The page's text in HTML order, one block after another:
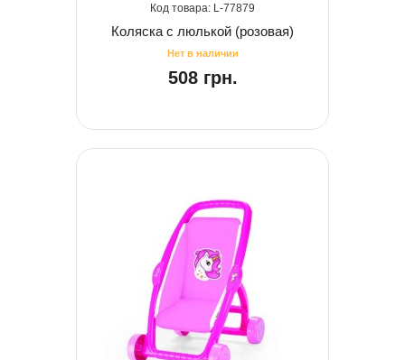
77879
Коляска с люлькой (розовая)
508 грн.